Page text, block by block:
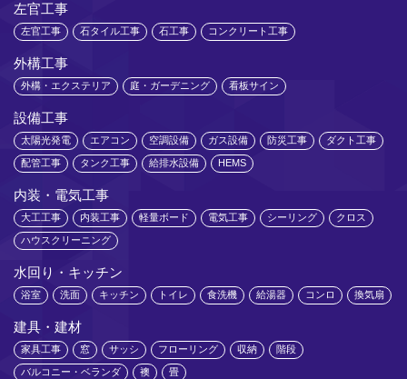
左官工事
左官工事 石タイル工事 石工事 コンクリート工事
外構工事
外構・エクステリア 庭・ガーデニング 看板サイン
設備工事
太陽光発電 エアコン 空調設備 ガス設備 防災工事 ダクト工事
配管工事 タンク工事 給排水設備 HEMS
内装・電気工事
大工工事 内装工事 軽量ボード 電気工事 シーリング クロス
ハウスクリーニング
水回り・キッチン
浴室 洗面 キッチン トイレ 食洗機 給湯器 コンロ 換気扇
建具・建材
家具工事 窓 サッシ フローリング 収納 階段
バルコニー・ベランダ 襖 畳